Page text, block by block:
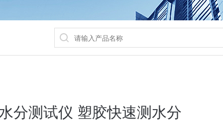
分测试仪 塑胶快速测水分